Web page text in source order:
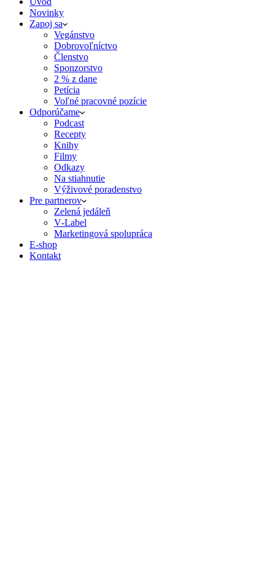
Novinky
Zapoj sa
Vegánstvo
Dobrovoľníctvo
Členstvo
Sponzorstvo
2 % z dane
Petícia
Voľné pracovné pozície
Odporúčame
Podcast
Recepty
Knihy
Filmy
Odkazy
Na stiahnutie
Výživové poradenstvo
Pre partnerov
Zelená jedáleň
V‑Label
Marketingová spolupráca
E‑shop
Kontakt